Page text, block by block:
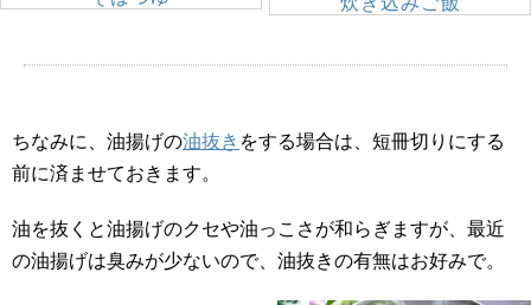
ちなみに、油揚げの油抜き をする場合は、短冊切りにする
前に済ませておきます。
油を抜くと油揚げのクセや油っこさが和らぎますが、最近
の油揚げは臭みが少ないので、油抜きの有無はお好みで。